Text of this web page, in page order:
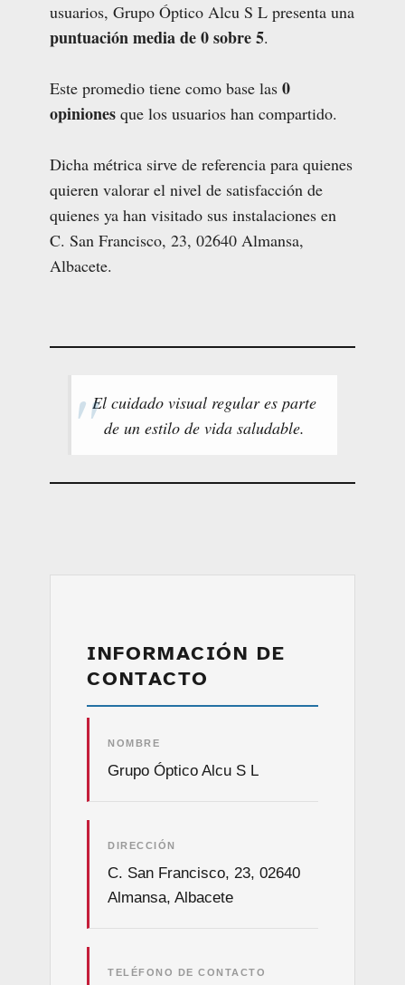
usuarios, Grupo Óptico Alcu S L presenta una
puntuación media de 0 sobre 5.
Este promedio tiene como base las 0
opiniones que los usuarios han compartido.
Dicha métrica sirve de referencia para quienes
quieren valorar el nivel de satisfacción de
quienes ya han visitado sus instalaciones en
C. San Francisco, 23, 02640 Almansa,
Albacete.
El cuidado visual regular es parte
de un estilo de vida saludable.
INFORMACIÓN DE
CONTACTO
NOMBRE
Grupo Óptico Alcu S L
DIRECCIÓN
C. San Francisco, 23, 02640
Almansa, Albacete
TELÉFONO DE CONTACTO